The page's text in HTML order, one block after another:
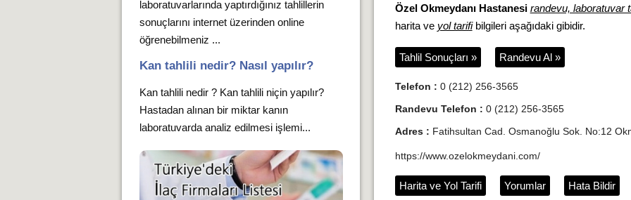
Özel Okmeydanı Hastanesi randevu, laboratuvar
harita ve yol tarifibilgileri aşağıdaki gibidir.
Tahlil Sonuçları » Randevu Al »
Telefon : 0 (212) 256-3565
Randevu Telefon : 0 (212) 256-3565
Adres : Fatihsultan Cad. Osmanoğlu Sok. No:12
https://www.ozelokmeydani.com/
Harita ve Yol Tarifi Yorumlar Hata Bildir
laboratuvarlarında yaptırdığınız tahlillerin
sonuçlarını internet üzerinden online
öğrenebilmeniz ...
Kan tahlili nedir? Nasıl yapılır?
Kan tahlili nedir ? Kan tahlili niçin yapılır?
Hastadan alınan bir miktar kanın
laboratuvarda analiz edilmesi işlemi...